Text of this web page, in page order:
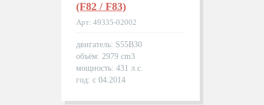
(F82 / F83)
Арт: 49335-02002
двигатель: S55B30
объём: 2979 cm3
мощность: 431 л.с.
год: с 04.2014